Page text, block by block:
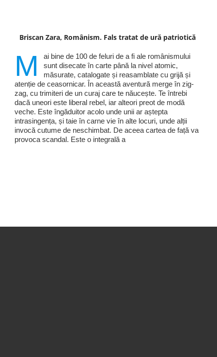
Briscan Zara, Românism. Fals tratat de ură patriotică
M
ai bine de 100 de feluri de a fi ale românismului
sunt disecate în carte până la nivel atomic,
măsurate, catalogate și reasamblate cu grijă și
atenție de ceasornicar. În această aventură merge în zig-
zag, cu trimiteri de un curaj care te năucește. Te întrebi
dacă uneori este liberal rebel, iar alteori preot de modă
veche. Este îngăduitor acolo unde unii ar aștepta
intrasingența, și taie în carne vie în alte locuri, unde alții
invocă cutume de neschimbat. De aceea cartea de față va
provoca scandal. Este o integrală a